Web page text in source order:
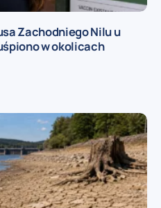
Zachodniego Nilu u
w okolicach